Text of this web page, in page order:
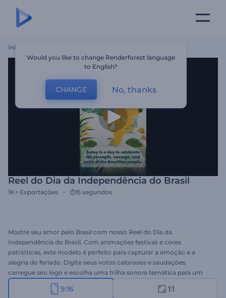
Início
Reel do Dia da Independência do Brasil
1K+ Exportações 15 segundos
Mostre seu amor pelo Brasil com nosso Reel do Dia da
Independência do Brasil. Com animações festivas e cores
patrióticas, este modelo é perfeito para capturar a emoção e a
alegria do feriado. Digite seus votos calorosos e saudações,
carregue seu logo e escolha uma trilha sonora temática para um
toque personalizado. Perfeito para vídeos de saudação, postagens
em redes sociais, convites para eventos ou outros conteúdos
9:16 1:1
Would you like to change Renderforest language
to English?
CHANGE No, thanks